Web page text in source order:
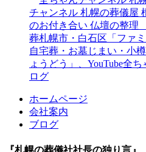
チャンネル 札幌の葬儀屋
のお付き合い 仏壇の整理
葬札幌市・白石区「ファ
自宅葬・お墓じまい・小
ょうどう」、YouTube全
ログ
ホームページ
会社案内
ブログ